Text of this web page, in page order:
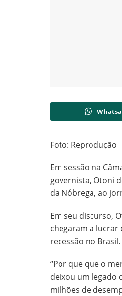
Foto: Reprodução
Em sessão na
governista, Otoni
da Nóbrega, ao
Em seu discurso,
chegaram a lucrar
recessão no Brasil.
“Por que que o
deixou um legado
milhões de